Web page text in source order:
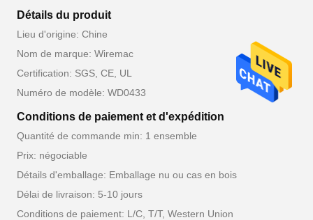
Détails du produit
Lieu d'origine: Chine
Nom de marque: Wiremac
Certification: SGS, CE, UL
Numéro de modèle: WD0433
Conditions de paiement et d'expédition
Quantité de commande min: 1 ensemble
Prix: négociable
Détails d'emballage: Emballage nu ou cas en bois
Délai de livraison: 5-10 jours
Conditions de paiement: L/C, T/T, Western Union